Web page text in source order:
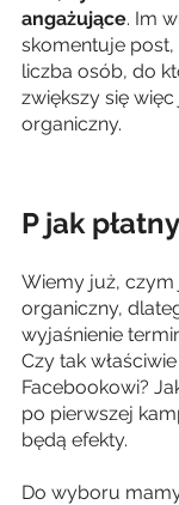
angażujące. Im
skomentuje
liczba osób, do
zwiększy się
organiczny.
P jak płatny
Wiemy już, czym
organiczny,
wyjaśnienie
Czy tak
Facebookowi?
po pierwszej
będą efekty.
Do wyboru